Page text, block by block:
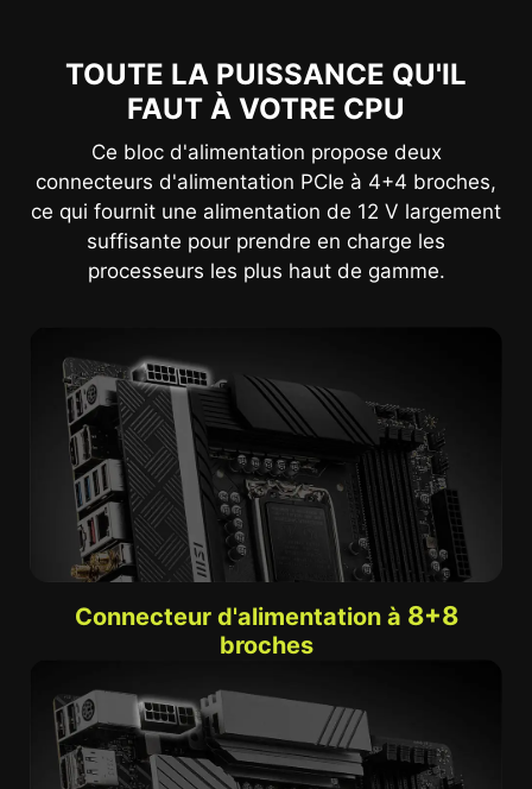
TOUTE LA PUISSANCE QU'IL
FAUT À VOTRE CPU
Ce bloc d'alimentation propose deux
connecteurs d'alimentation PCIe à 4+4 broches,
ce qui fournit une alimentation de 12 V largement
suffisante pour prendre en charge les
processeurs les plus haut de gamme.
Connecteur d'alimentation à 8+8
broches